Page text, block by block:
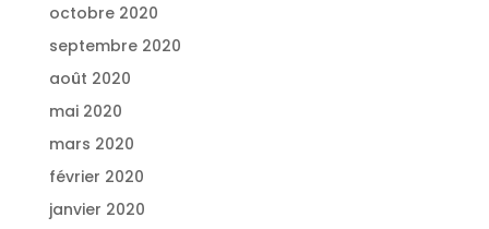
octobre 2020
septembre 2020
août 2020
mai 2020
mars 2020
février 2020
janvier 2020